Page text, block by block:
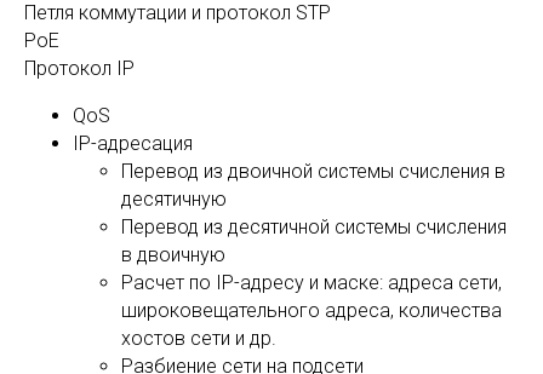
Петля коммутации и протокол STP
PoE
Протокол IP
QoS
IP-адресация
Перевод из двоичной системы счисления в
десятичную
Перевод из десятичной системы счисления
в двоичную
Расчет по IP-адресу и маске: адреса сети,
широковещательного адреса, количества
хостов сети и др.
Разбиение сети на подсети